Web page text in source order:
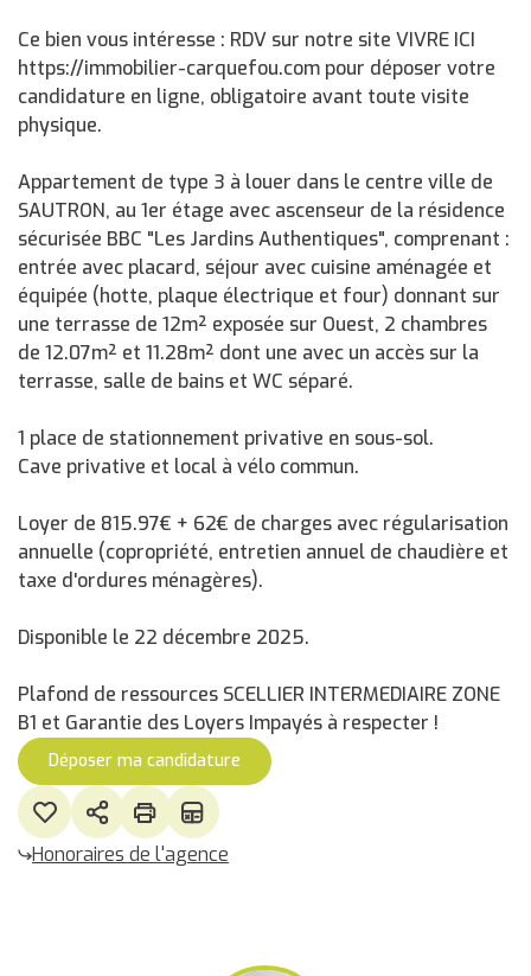
Ce bien vous intéresse : RDV sur notre site VIVRE ICI
https://immobilier-carquefou.com pour déposer votre
candidature en ligne, obligatoire avant toute visite
physique.
Appartement de type 3 à louer dans le centre ville de
SAUTRON, au 1er étage avec ascenseur de la résidence
sécurisée BBC "Les Jardins Authentiques", comprenant :
entrée avec placard, séjour avec cuisine aménagée et
équipée (hotte, plaque électrique et four) donnant sur
une terrasse de 12m² exposée sur Ouest, 2 chambres
de 12.07m² et 11.28m² dont une avec un accès sur la
terrasse, salle de bains et WC séparé.
1 place de stationnement privative en sous-sol.
Cave privative et local à vélo commun.
Loyer de 815.97€ + 62€ de charges avec régularisation
annuelle (copropriété, entretien annuel de chaudière et
taxe d'ordures ménagères).
Disponible le 22 décembre 2025.
Plafond de ressources SCELLIER INTERMEDIAIRE ZONE
B1 et Garantie des Loyers Impayés à respecter !
Déposer ma candidature
Honoraires de l'agence